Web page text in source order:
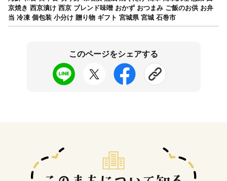
京焼き 西京漬け 西京 ブレンド味噌 おかず おつまみ ご飯のお供 お弁
当 冷凍 個包装 小分け 贈り物 ギフト 宮城県 宮城 石巻市
このページをシェアする